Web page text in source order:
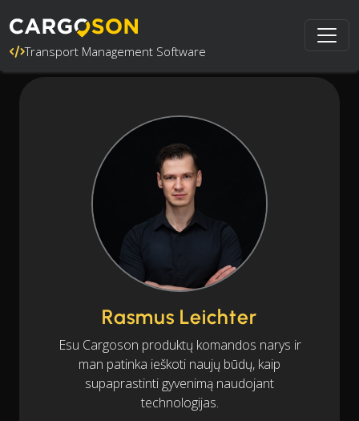
Transport Management Software
Rasmus Leichter
Esu Cargoson produktų komandos narys ir
man patinka ieškoti naujų būdų, kaip
supaprastinti gyvenimą naudojant
technologijas.